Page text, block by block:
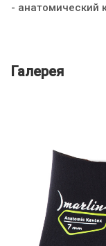
- анатомический
Галерея